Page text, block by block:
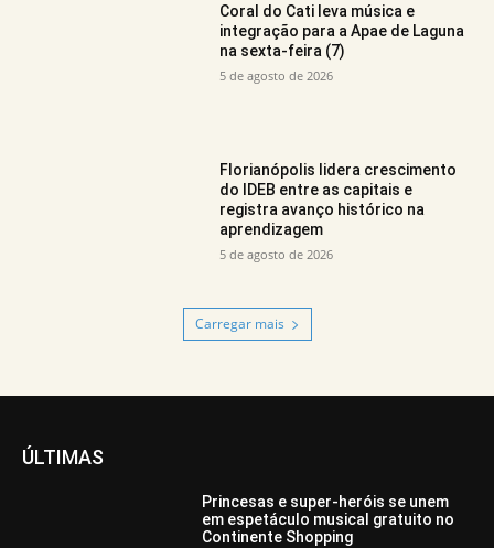
Coral do Cati leva música e
integração para a Apae de Laguna
na sexta-feira (7)
5 de agosto de 2026
Florianópolis lidera crescimento
do IDEB entre as capitais e
registra avanço histórico na
aprendizagem
5 de agosto de 2026
Carregar mais
ÚLTIMAS
Princesas e super-heróis se unem
em espetáculo musical gratuito no
Continente Shopping